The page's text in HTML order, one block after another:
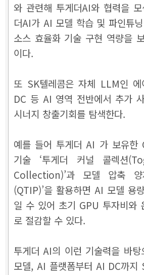
와 관련해 투게더AI와 협력을
더AI가 AI 모델 학습 및 파인튜
소스 효율화 기술 구현 역량을
이다.
또 SK텔레콤은 자체 LLM인 에
DC 등 AI 영역 전반에서 추가
시너지 창출기회를 탐색한다.
예를 들어 투게더 AI 가 보유한
기술 ‘투게더 커널 콜렉션
Collection)’과 모델 압축 양
(QTIP)’을 활용하면 AI 모델 용
일 수 있어 초기 GPU 투자비와
로 절감할 수 있다.
투게더 AI의 이런 기술력을 바
모델, AI 플랫폼부터 AI DC까지